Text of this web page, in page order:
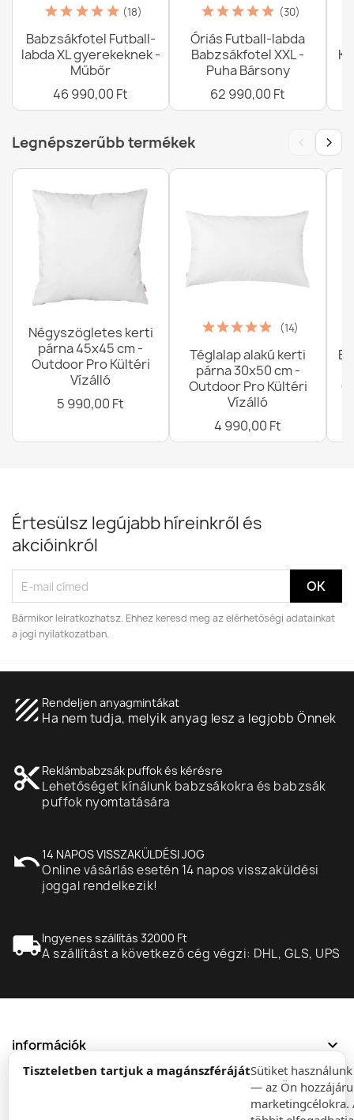
Tiszteletben tartjuk a magánszférájátSütiket
— az Ön
marketingcélokra.
(18)
Babzsákfotel Futball-
labda XL gyerekeknek -
Műbőr
46 990,00 Ft
(30)
Óriás Futball-labda
Babzsákfotel XXL -
Puha Bársony
62 990,00 Ft
Legnépszerűbb termékek ‹ ›
Négyszögletes kerti
párna 45x45 cm -
Outdoor Pro Kültéri
Vízálló
5 990,00 Ft
(14)
Téglalap alakú kerti
párna 30x50 cm -
Outdoor Pro Kültéri
Vízálló
4 990,00 Ft
Értesülsz legújabb híreinkről és
akcióinkról
Bármikor leiratkozhatsz. Ehhez keresd meg az elérhetőségi adatainkat
a jogi nyilatkozatban.
texture Rendeljen anyagmintákat
Ha nem tudja, melyik anyag lesz a legjobb Önnek
content_cut Reklámbabzsák puffok és kérésre
Lehetőséget kínálunk babzsákokra és babzsák
puffok nyomtatására
undo14 NAPOS VISSZAKÜLDÉSI JOG
Online vásárlás esetén 14 napos visszaküldési
joggal rendelkezik!
local_shippingIngyenes szállítás 32000 Ft
A szállítást a következő cég végzi: DHL, GLS, UPS
információk expand_more
expand_more